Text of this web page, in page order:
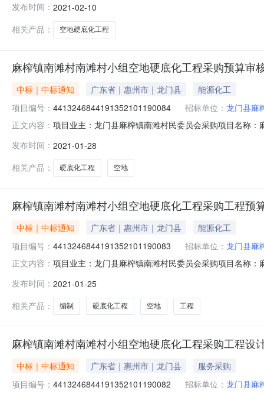
地硬底化工程采购结算审核服务采购编号4413246885采
组，拟在南滩村
发布时间： 2021-02-10
相关产品：
空地硬底化工程
麻榨镇南滩村南滩村小组空地硬底化工程采购预算审
中标｜中标通知 广东省｜惠州市｜龙门县
能源化工
项目编号： 4413246844191352101190084 招标单位： 龙门县麻
正文内容： 项目业主：龙门县麻榨镇南滩村民委员会采购项目名称
履行日期2015-10评标委员会成员Xxxxxxxxxxxx业主单
发布时间： 2021-01-28
相关产品：
硬底化工程 空地
麻榨镇南滩村南滩村小组空地硬底化工程采购工程预
中标｜中标通知 广东省｜惠州市｜龙门县
能源化工
项目编号： 4413246844191352101190083 招标单位： 龙门县麻
正文内容： 项目业主：龙门县麻榨镇南滩村民委员会采购项目名称
司中选机构联系地址：珠海市香洲红山路119号俊明苑
发布时间： 2021-01-25
相关产品：
编制 硬底化工程 空地 工程
麻榨镇南滩村南滩村小组空地硬底化工程采购工程设
中标｜中标通知 广东省｜惠州市｜龙门县
服务采购
项目编号： 4413246844191352101190082 招标单位： 龙门县麻